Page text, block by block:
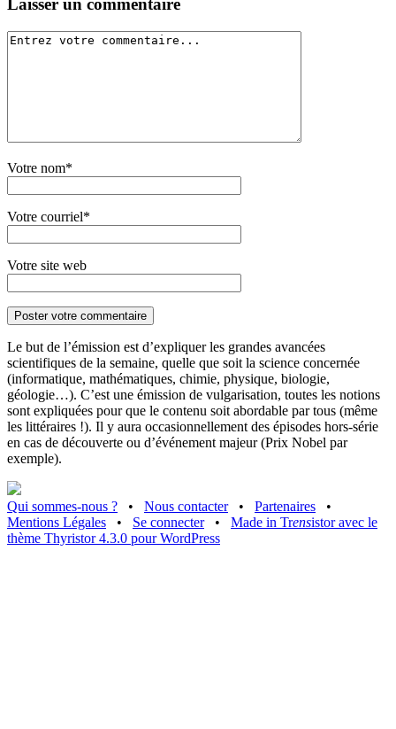
Laisser un commentaire
Votre nom*
Votre courriel*
Votre site web
Le but de l’émission est d’expliquer les grandes avancées
scientifiques de la semaine, quelle que soit la science concernée
(informatique, mathématiques, chimie, physique, biologie,
géologie…). C’est une émission de vulgarisation, toutes les notions
sont expliquées pour que le contenu soit abordable par tous (même
les littéraires !). Il y aura occasionnellement des épisodes hors-série
en cas de découverte ou d’événement majeur (Prix Nobel par
exemple).
Qui sommes-nous ? • Nous contacter • Partenaires
•
Mentions Légales
• Se connecter • Made in Trensistor avec le
thème Thyristor 4.3.0 pour WordPress